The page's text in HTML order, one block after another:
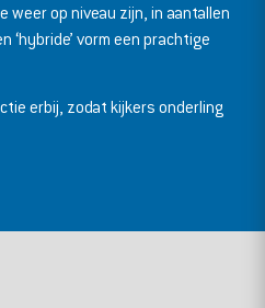
weer op niveau zijn, in aantallen
‘hybride’ vorm een prachtige
erbij, zodat kijkers onderling